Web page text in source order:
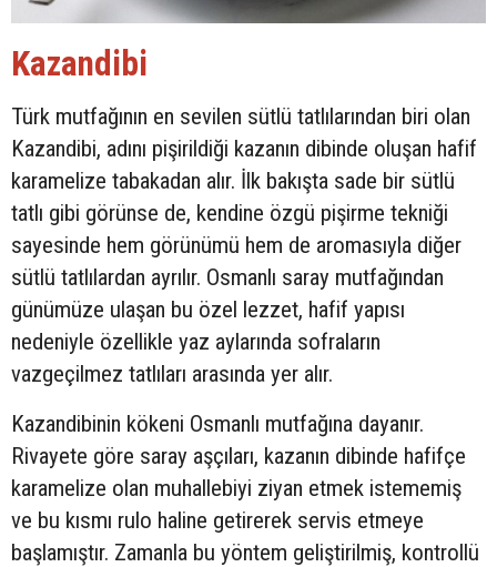
Kazandibi
Türk mutfağının en sevilen sütlü tatlılarından biri olan
Kazandibi, adını pişirildiği kazanın dibinde oluşan hafif
karamelize tabakadan alır. İlk bakışta sade bir sütlü
tatlı gibi görünse de, kendine özgü pişirme tekniği
sayesinde hem görünümü hem de aromasıyla diğer
sütlü tatlılardan ayrılır. Osmanlı saray mutfağından
günümüze ulaşan bu özel lezzet, hafif yapısı
nedeniyle özellikle yaz aylarında sofraların
vazgeçilmez tatlıları arasında yer alır.
Kazandibinin kökeni Osmanlı mutfağına dayanır.
Rivayete göre saray aşçıları, kazanın dibinde hafifçe
karamelize olan muhallebiyi ziyan etmek istememiş
ve bu kısmı rulo haline getirerek servis etmeye
başlamıştır. Zamanla bu yöntem geliştirilmiş, kontrollü